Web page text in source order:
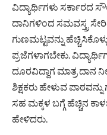
ವಿದ್ಯಾರ್ಥಿಗಳು ಸರ್ಕಾರದ
ದಾನಿಗಳಿಂದ ಸಮವಸ್ತ್ರ
ಗುಣಮಟ್ಟವನ್ನು
ಪ್ರಜೆಗಳಾಗಬೇಕು.
ದೂರವಿದ್ದಾಗ ಮಾತ್ರ ದಾನ
ಶಿಕ್ಷಕರು ಹೇಳುವ
ಸಹ ಮಕ್ಕಳ ಬಗ್ಗೆ ಹೆಚ್ಚಿನ
ಹೇಳಿದರು.